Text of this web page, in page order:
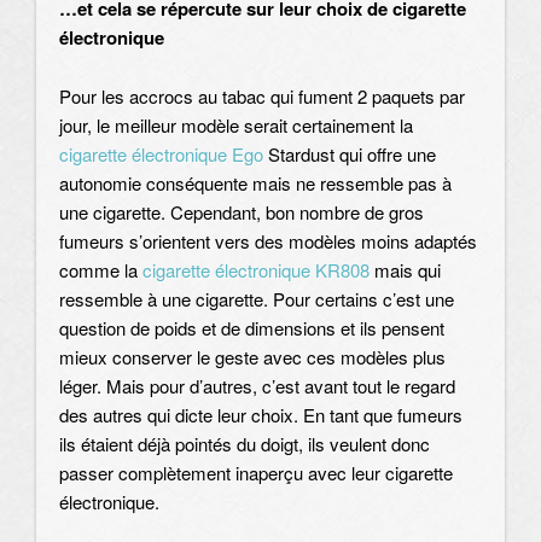
…et cela se répercute sur leur choix de cigarette
électronique
Pour les accrocs au tabac qui fument 2 paquets par
jour, le meilleur modèle serait certainement la
cigarette électronique EgoStardust qui offre une
autonomie conséquente mais ne ressemble pas à
une cigarette. Cependant, bon nombre de gros
fumeurs s’orientent vers des modèles moins adaptés
comme lacigarette électronique KR808 mais qui
ressemble à une cigarette. Pour certains c’est une
question de poids et de dimensions et ils pensent
mieux conserver le geste avec ces modèles plus
léger. Mais pour d’autres, c’est avant tout le regard
des autres qui dicte leur choix. En tant que fumeurs
ils étaient déjà pointés du doigt, ils veulent donc
passer complètement inaperçu avec leur cigarette
électronique.